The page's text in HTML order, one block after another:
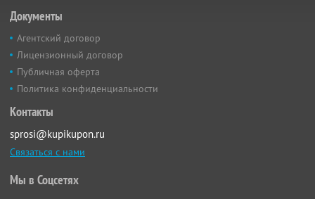
Документы
Агентский договор
Лицензионный договор
Публичная оферта
Политика конфиденциальности
Контакты
sprosi@kupikupon.ru
Связаться с нами
Мы в Соцсетях